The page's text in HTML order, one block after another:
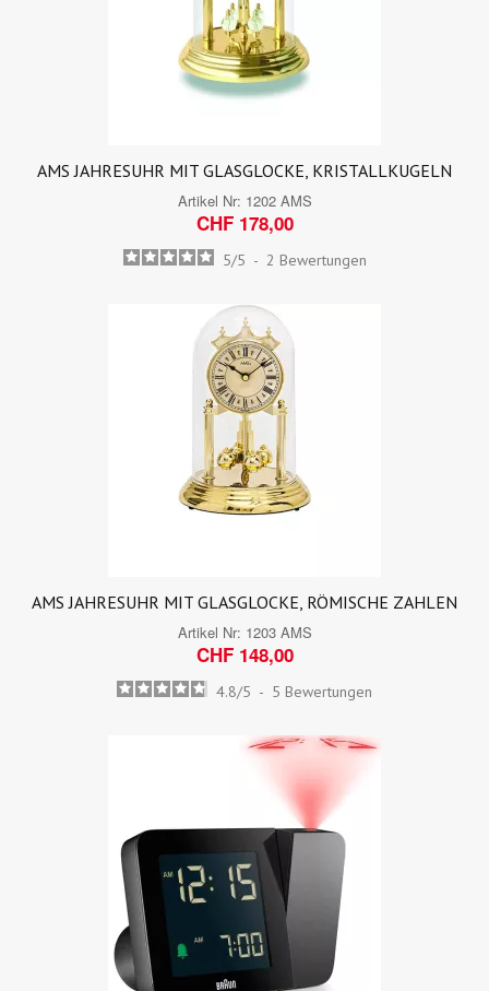
AMS JAHRESUHR MIT GLASGLOCKE, KRISTALLKUGELN
Artikel Nr: 1202 AMS
CHF 178,00
5/5 - 2 Bewertungen
AMS JAHRESUHR MIT GLASGLOCKE, RÖMISCHE ZAHLEN
Artikel Nr: 1203 AMS
CHF 148,00
4.8/5 - 5 Bewertungen